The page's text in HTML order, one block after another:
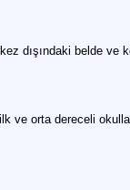
dışındaki belde ve
ve orta dereceli